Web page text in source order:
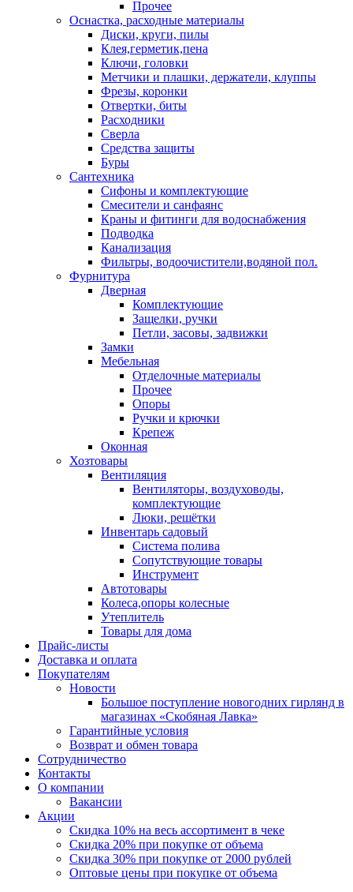
Прочее
Оснастка, расходные материалы
Диски, круги, пилы
Клея,герметик,пена
Ключи, головки
Метчики и плашки, держатели, клуппы
Фрезы, коронки
Отвертки, биты
Расходники
Сверла
Средства защиты
Буры
Сантехника
Сифоны и комплектующие
Смесители и санфаянс
Краны и фитинги для водоснабжения
Подводка
Канализация
Фильтры, водоочистители,водяной пол.
Фурнитура
Дверная
Комплектующие
Защелки, ручки
Петли, засовы, задвижки
Замки
Мебельная
Отделочные материалы
Прочее
Опоры
Ручки и крючки
Крепеж
Оконная
Хозтовары
Вентиляция
Вентиляторы, воздуховоды,
комплектующие
Люки, решётки
Инвентарь садовый
Система полива
Сопутствующие товары
Инструмент
Автотовары
Колеса,опоры колесные
Утеплитель
Товары для дома
Прайс-листы
Доставка и оплата
Покупателям
Новости
Большое поступление новогодних гирлянд в
магазинах «Скобяная Лавка»
Гарантийные условия
Возврат и обмен товара
Сотрудничество
Контакты
О компании
Вакансии
Акции
Скидка 10% на весь ассортимент в чеке
Скидка 20% при покупке от объема
Скидка 30% при покупке от 2000 рублей
Оптовые цены при покупке от объема